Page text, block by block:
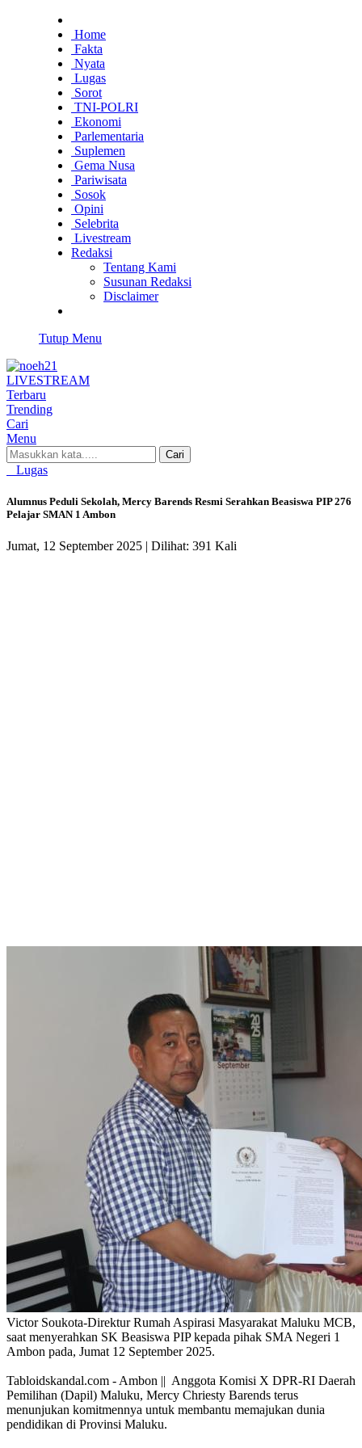
Home
Fakta
Nyata
Lugas
Sorot
TNI-POLRI
Ekonomi
Parlementaria
Suplemen
Gema Nusa
Pariwisata
Sosok
Opini
Selebrita
Livestream
Redaksi
Tentang Kami
Susunan Redaksi
Disclaimer
Tutup Menu
LIVESTREAM
Terbaru
Trending
Cari
Menu
Cari
Lugas
Alumnus Peduli Sekolah, Mercy Barends Resmi Serahkan Beasiswa PIP 276
Pelajar SMAN 1 Ambon
Jumat, 12 September 2025 | Dilihat: 391 Kali
Victor Soukota-Direktur Rumah Aspirasi Masyarakat Maluku MCB,
saat menyerahkan SK Beasiswa PIP kepada pihak SMA Negeri 1
Ambon pada, Jumat 12 September 2025.
Tabloidskandal.com - Ambon || Anggota Komisi X DPR-RI Daerah
Pemilihan (Dapil) Maluku, Mercy Chriesty Barends terus
menunjukan komitmennya untuk membantu memajukan dunia
pendidikan di Provinsi Maluku.